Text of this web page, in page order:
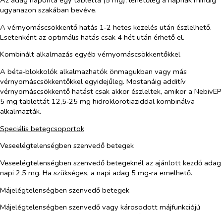
ugyanazon szakában bevéve.
A vérnyomáscsökkentő hatás 1‑2 hetes kezelés után észlelhető.
Esetenként az optimális hatás csak 4 hét után érhető el.
Kombinált alkalmazás egyéb vérnyomáscsökkentőkkel
A béta‑blokkolók alkalmazhatók önmagukban vagy más
vérnyomáscsökkentőkkel egyidejűleg. Mostanáig additív
vérnyomáscsökkentő hatást csak akkor észleltek, amikor a NebivEP
5 mg tablettát 12,5‑25 mg hidroklorotiaziddal kombinálva
alkalmazták.
Speciális betegcsoportok
Veseelégtelenségben szenvedő betegek
Veseelégtelenségben szenvedő betegeknél az ajánlott kezdő adag
napi 2,5 mg. Ha szükséges, a napi adag 5 mg‑ra emelhető.
Májelégtelenségben szenvedő betegek
Májelégtelenségben szenvedő vagy károsodott májfunkciójú